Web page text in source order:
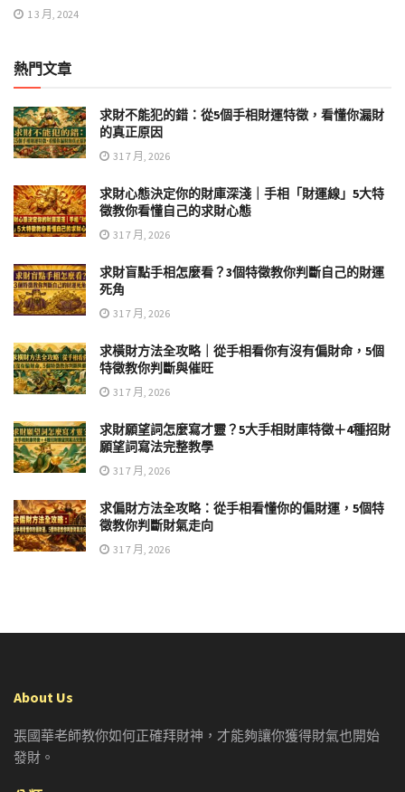
1 3 月, 2024
熱門文章
求財不能犯的錯：從5個手相財運特徵，看懂你漏財
的真正原因
31 7 月, 2026
求財心態決定你的財庫深淺｜手相「財運線」5大特
徵教你看懂自己的求財心態
31 7 月, 2026
求財盲點手相怎麼看？3個特徵教你判斷自己的財運
死角
31 7 月, 2026
求橫財方法全攻略｜從手相看你有沒有偏財命，5個
特徵教你判斷與催旺
31 7 月, 2026
求財願望詞怎麼寫才靈？5大手相財庫特徵＋4種招財
願望詞寫法完整教學
31 7 月, 2026
求偏財方法全攻略：從手相看懂你的偏財運，5個特
徵教你判斷財氣走向
31 7 月, 2026
About Us
張國華老師教你如何正確拜財神，才能夠讓你獲得財氣也開始
發財。